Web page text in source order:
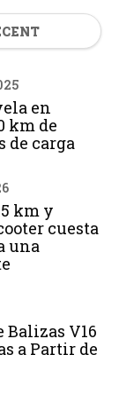
en
km de
de carga
km y
cuesta
una
Balizas V16
a Partir de